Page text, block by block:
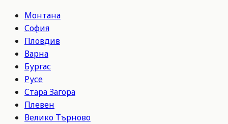
Монтана
София
Пловдив
Варна
Бургас
Русе
Стара Загора
Плевен
Велико Търново